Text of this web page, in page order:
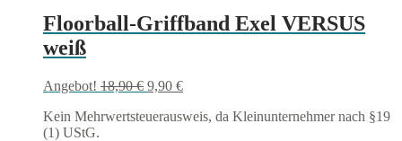
Floorball-Griffband Exel VERSUS
weiß
Angebot! 18,90€ Ursprünglicher
war:
9,90 €Aktueller
ist:
Kein Mehrwertsteuerausweis, da Kleinunternehmer nach §19
(1) UStG.